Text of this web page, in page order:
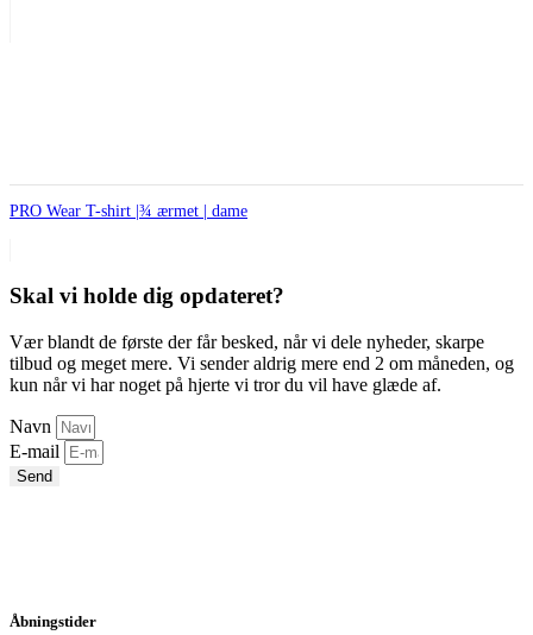
PRO Wear T-shirt |¾ ærmet | dame
Skal vi holde dig opdateret?
Vær blandt de første der får besked, når vi dele nyheder, skarpe
tilbud og meget mere. Vi sender aldrig mere end 2 om måneden, og
kun når vi har noget på hjerte vi tror du vil have glæde af.
Navn
E-mail
Send
Åbningstider